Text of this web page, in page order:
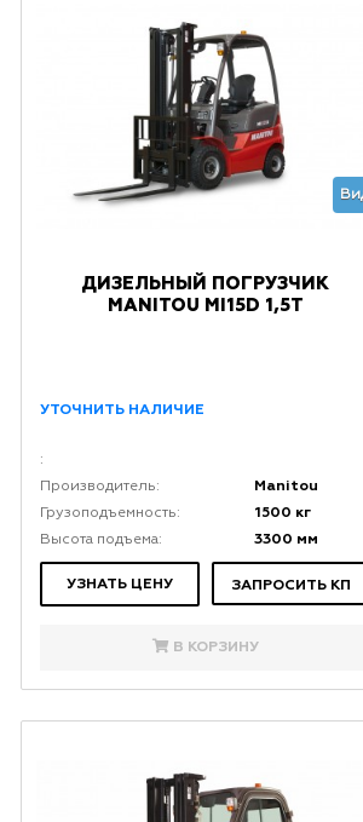
ДИЗЕЛЬНЫЙ ПОГРУЗЧИК
MANITOU MI15D 1,5Т
УТОЧНИТЬ НАЛИЧИЕ
:
Производитель:
Manitou
Грузоподъемность: 1500 кг
Высота подъема: 3300 мм
УЗНАТЬ ЦЕНУ ЗАПРОСИТЬ КП
В КОРЗИНУ